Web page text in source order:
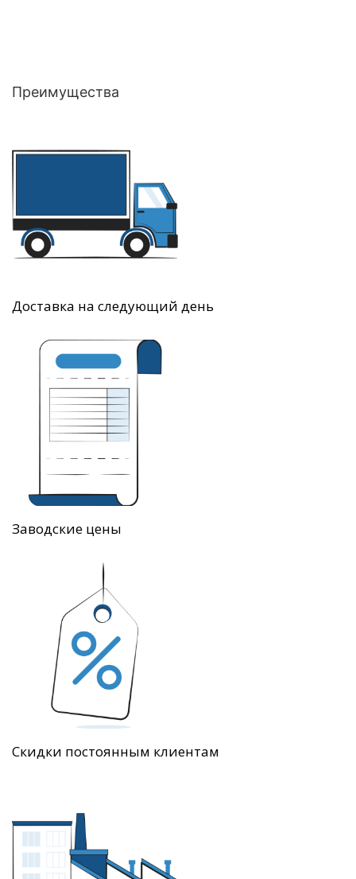
Преимущества
Доставка на следующий день
Заводские цены
Скидки постоянным клиентам